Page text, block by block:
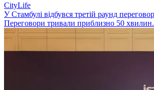
CityLife
У Стамбулі відбувся третій раунд
Переговори тривали приблизно 50 хвилин.